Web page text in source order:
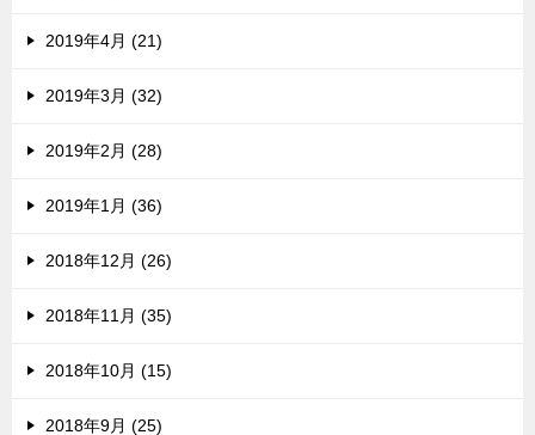
2019年4月 (21)
2019年3月 (32)
2019年2月 (28)
2019年1月 (36)
2018年12月 (26)
2018年11月 (35)
2018年10月 (15)
2018年9月 (25)